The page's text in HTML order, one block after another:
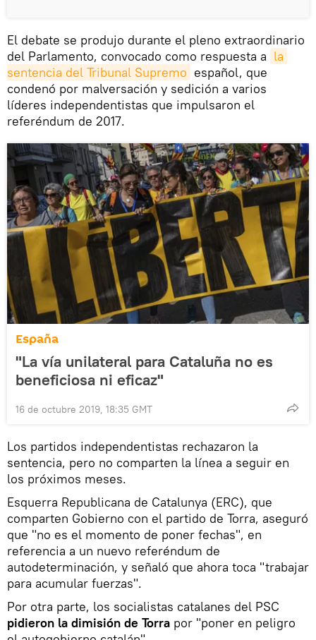
El debate se produjo durante el pleno extraordinario
del Parlamento, convocado como respuesta a la
sentencia del Tribunal Supremo español, que
condenó por malversación y sedición a varios
líderes independentistas que impulsaron el
referéndum de 2017.
España
"La vía unilateral para Cataluña no es
beneficiosa ni eficaz"
16 de octubre 2019, 18:35 GMT
Los partidos independentistas rechazaron la
sentencia, pero no comparten la línea a seguir en
los próximos meses.
Esquerra Republicana de Catalunya (ERC), que
comparten Gobierno con el partido de Torra, aseguró
que "no es el momento de poner fechas", en
referencia a un nuevo referéndum de
autodeterminación, y señaló que ahora toca "trabajar
para acumular fuerzas".
Por otra parte, los socialistas catalanes del PSC
pidieron la dimisión de Torra por "poner en peligro